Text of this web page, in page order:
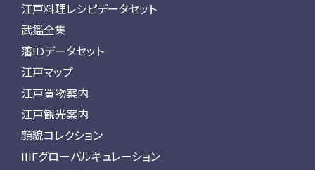
江戸料理レシピデータセット
武鑑全集
藩IDデータセット
江戸マップ
江戸買物案内
江戸観光案内
顔貌コレクション
IIIFグローバルキュレーション